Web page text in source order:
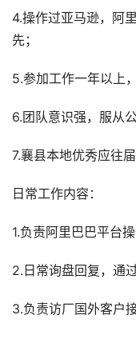
4.操作过亚马逊，阿
先；
5.参加工作一年以上
6.团队意识强，服从
7.襄县本地优秀应往
日常工作内容：
1.负责阿里巴巴平台
2.日常询盘回复，通
3.负责访厂国外客户接